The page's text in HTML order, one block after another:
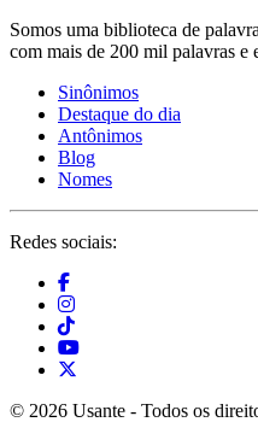
Somos uma biblioteca de
com mais de 200 mil palavras e
Sinônimos
Destaque do dia
Antônimos
Blog
Nomes
Redes sociais:
© 2026 Usante - Todos os